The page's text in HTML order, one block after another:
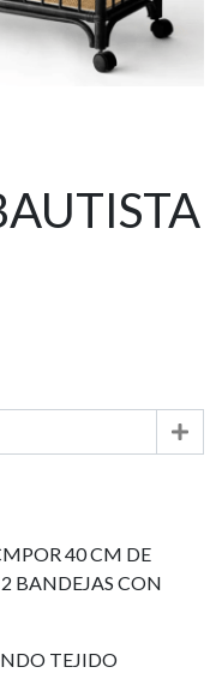
40 CM DE
BANDEJAS CON
TEJIDO